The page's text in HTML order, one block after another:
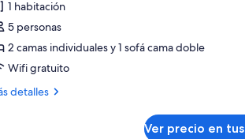
1 habitación
5 personas
2 camas individuales y 1 sofá cama doble
Wifi gratuito
detalles
Ver precio en